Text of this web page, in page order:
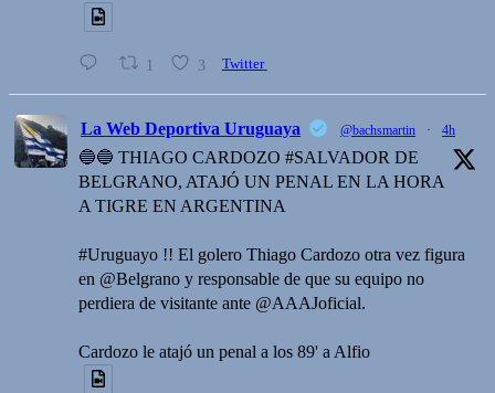
1 3 Twitter
La Web Deportiva Uruguaya @bachsmartin · 4h
🔵🔵 THIAGO CARDOZO #SALVADOR DE
BELGRANO, ATAJÓ UN PENAL EN LA HORA
A TIGRE EN ARGENTINA
#Uruguayo !! El golero Thiago Cardozo otra vez figura
en @Belgrano y responsable de que su equipo no
perdiera de visitante ante @AAAJoficial.
Cardozo le atajó un penal a los 89' a Alfio